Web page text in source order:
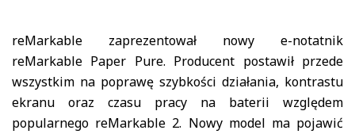
reMarkable zaprezentował nowy e-notatnik
reMarkable Paper Pure. Producent postawił przede
wszystkim na poprawę szybkości działania, kontrastu
ekranu oraz czasu pracy na baterii względem
popularnego reMarkable 2. Nowy model ma pojawić